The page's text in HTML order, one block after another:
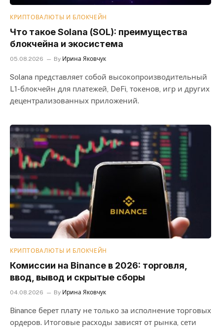
КРИПТОВАЛЮТЫ И БЛОКЧЕЙН
Что такое Solana (SOL): преимущества
блокчейна и экосистема
05.08.2026 By Ирина Яковчук
Solana представляет собой высокопроизводительный
L1-блокчейн для платежей, DeFi, токенов, игр и других
децентрализованных приложений.
КРИПТОВАЛЮТЫ И БЛОКЧЕЙН
Комиссии на Binance в 2026: торговля,
ввод, вывод и скрытые сборы
04.08.2026 By Ирина Яковчук
Binance берет плату не только за исполнение торговых
ордеров. Итоговые расходы зависят от рынка, сети